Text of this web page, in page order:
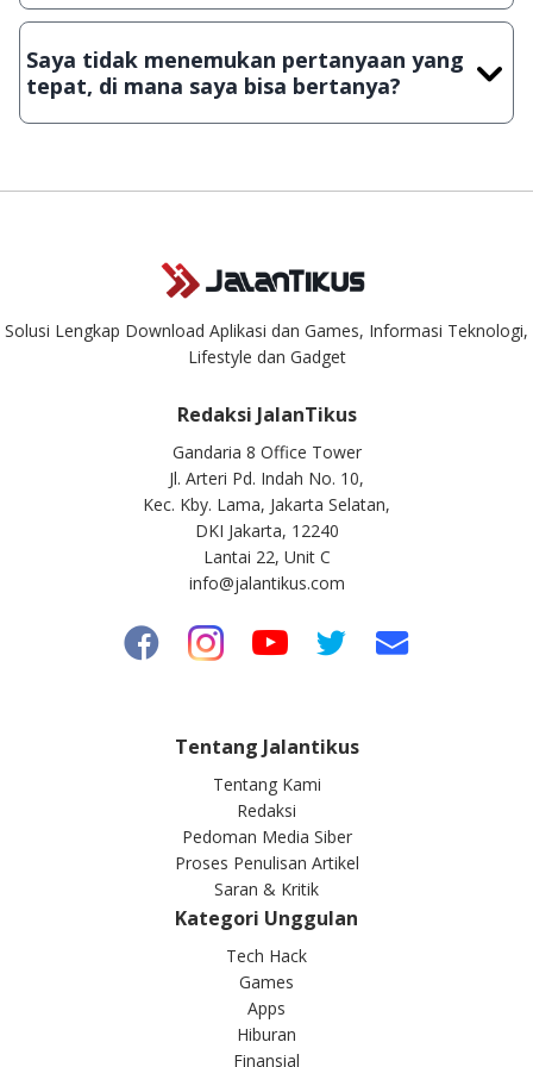
Demi menjaga kualitas aplikasi dan games yang ada di
download secara manual, sehingga kuota sebesar ribuan
aplikasi & games tidak dapat tercapai dalam waktu yang
singkat.
Saya tidak menemukan pertanyaan yang
tepat, di mana saya bisa bertanya?
Kami dengan senang hati menjawab setiap pertanyaan yang
Solusi Lengkap Download Aplikasi dan Games, Informasi Teknologi,
Lifestyle dan Gadget
Redaksi JalanTikus
Gandaria 8 Office Tower
Jl. Arteri Pd. Indah No. 10,
Kec. Kby. Lama, Jakarta Selatan,
DKI Jakarta, 12240
Lantai 22, Unit C
info@jalantikus.com
Tentang Jalantikus
Tentang Kami
Redaksi
Pedoman Media Siber
Proses Penulisan Artikel
Saran & Kritik
Kategori Unggulan
Tech Hack
Games
Apps
Hiburan
Finansial